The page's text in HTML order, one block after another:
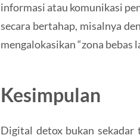
informasi atau komunikasi
secara bertahap, misalnya
mengalokasikan “zona bebas
Kesimpulan
Digital detox bukan sekadar